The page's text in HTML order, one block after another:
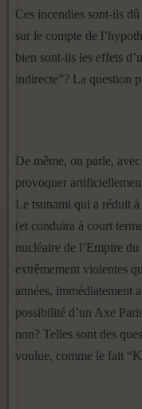
Ces incendies sont-ils
sur le compte de
bien sont-ils les effets
indirecte”? La question
De même, on parle,
provoquer
Le tsunami qui a réduit à
(et conduira à court
nucléaire de l’Empire
extrêmement violentes
années, immédiatement
possibilité d’un Axe
non? Telles sont des
voulue, comme le fait